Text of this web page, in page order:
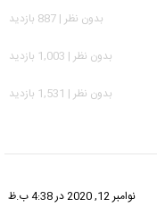
بدون نظر | 887 بازدید
بدون نظر | 1,003 بازدید
بدون نظر | 1,531 بازدید
نوامبر 12, 2020 در 4:38 ب.ظ